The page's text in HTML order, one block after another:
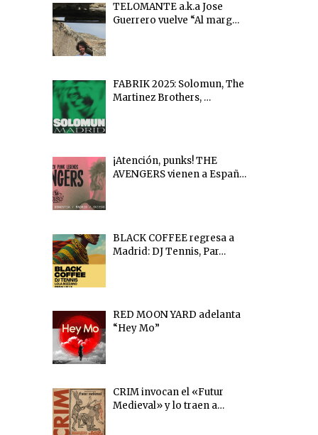
TELOMANTE a.k.a Jose
Guerrero vuelve “Al marg…
FABRIK 2025: Solomun, The
Martinez Brothers, …
¡Atención, punks! THE
AVENGERS vienen a Españ…
BLACK COFFEE regresa a
Madrid: DJ Tennis, Par…
RED MOON YARD adelanta
“Hey Mo”
CRIM invocan el «Futur
Medieval» y lo traen a…